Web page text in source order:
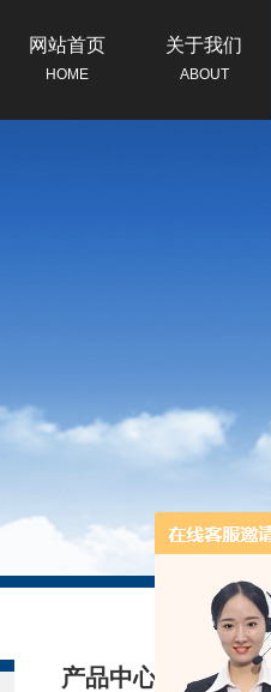
网站首页
HOME
关于我们
ABOUT
产品中心